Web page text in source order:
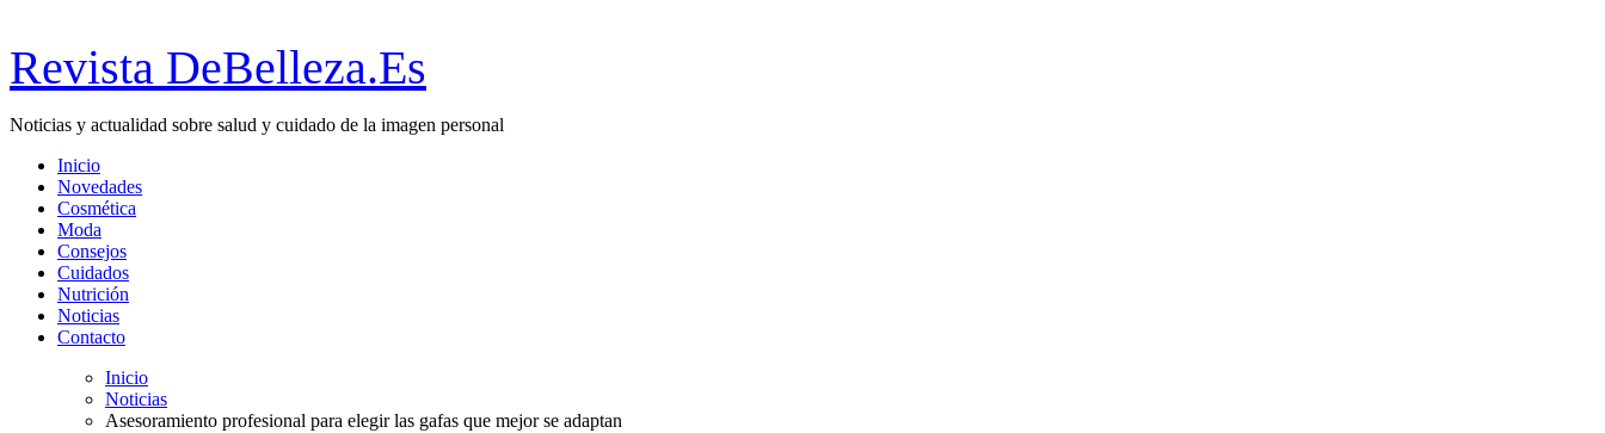
Revista DeBelleza.Es
Noticias y actualidad sobre salud y cuidado de la imagen personal
Inicio
Novedades
Cosmética
Moda
Consejos
Cuidados
Nutrición
Noticias
Contacto
Inicio
Noticias
Asesoramiento profesional para elegir las gafas que mejor se adaptan